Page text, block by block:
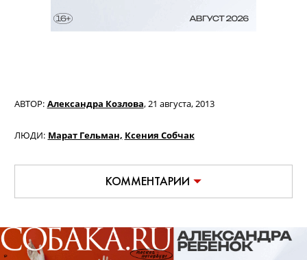
АВТОР: Александра Козлова,21 августа, 2013
ЛЮДИ: Марат Гельман, Ксения Собчак
КОММЕНТАРИИ